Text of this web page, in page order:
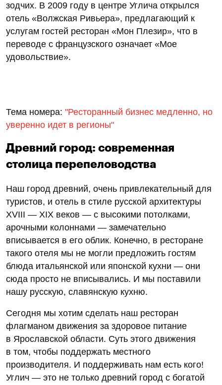
зодчих. В 2009 году в центре Углича открылся
отель «Волжская Ривьера», предлагающий к
услугам гостей ресторан «Мон Плезир», что в
переводе с французского означает «Мое
удовольствие».
Тема номера: "Ресторанный бизнес медленно, но
уверенно идет в регионы"
Древний город: современная
столица перепеловодства
Наш город древний, очень привлекательный для
туристов, и отель в стиле русской архитектуры
XVIII — XIX веков — с высокими потолками,
арочными колоннами — замечательно
вписывается в его облик. Конечно, в ресторане
такого отеля мы не могли предложить гостям
блюда итальянской или японской кухни — они
сюда просто не вписывались. И мы поставили
нашу русскую, славянскую кухню.
Сегодня мы хотим сделать наш ресторан
флагманом движения за здоровое питание
в Ярославской области. Суть этого движения
в том, чтобы поддержать местного
производителя. И поддерживать нам есть кого!
Углич — это не только древний город с богатой